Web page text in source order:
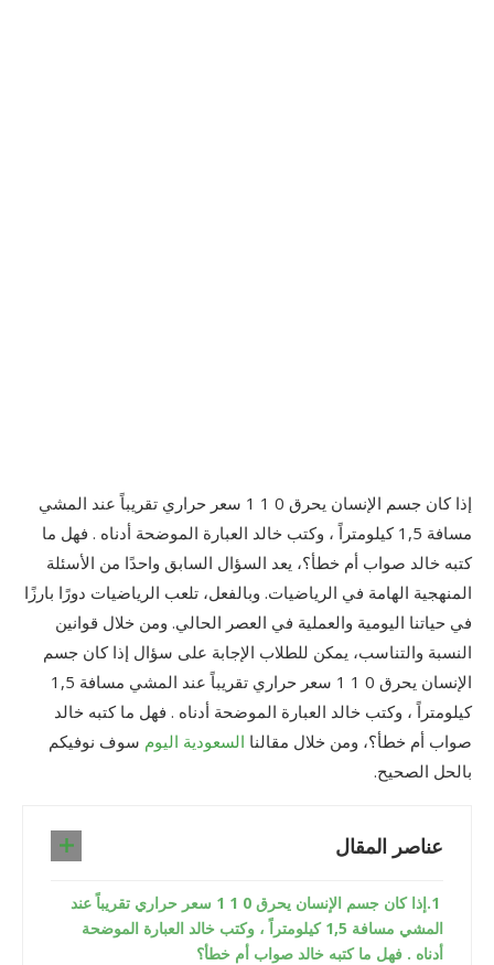
إذا كان جسم الإنسان يحرق 0 1 1 سعر حراري تقريباً عند المشي
مسافة 1,5 كيلومتراً ، وكتب خالد العبارة الموضحة أدناه . فهل ما
كتبه خالد صواب أم خطأ؟، يعد السؤال السابق واحدًا من الأسئلة
المنهجية الهامة في الرياضيات. وبالفعل، تلعب الرياضيات دورًا بارزًا
في حياتنا اليومية والعملية في العصر الحالي. ومن خلال قوانين
النسبة والتناسب، يمكن للطلاب الإجابة على سؤال إذا كان جسم
الإنسان يحرق 0 1 1 سعر حراري تقريباً عند المشي مسافة 1,5
كيلومتراً ، وكتب خالد العبارة الموضحة أدناه . فهل ما كتبه خالد
صواب أم خطأ؟، ومن خلال مقالنا السعودية اليوم سوف نوفيكم
بالحل الصحيح.
عناصر المقال
إذا كان جسم الإنسان يحرق 0 1 1 سعر حراري تقريباً عند
المشي مسافة 1,5 كيلومتراً ، وكتب خالد العبارة الموضحة
أدناه . فهل ما كتبه خالد صواب أم خطأ؟